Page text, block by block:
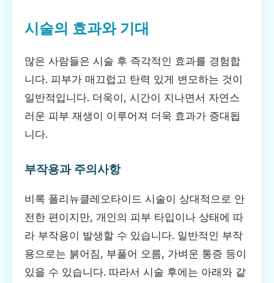
시술의 효과와 기대
많은 사람들은 시술 후 즉각적인 효과를 경험합
니다. 피부가 매끄럽고 탄력 있게 변모하는 것이
일반적입니다. 더욱이, 시간이 지나면서 자연스
러운 피부 재생이 이루어져 더욱 효과가 증대됩
니다.
부작용과 주의사항
비록 폴리뉴클레오타이드 시술이 상대적으로 안
전한 편이지만, 개인의 피부 타입이나 상태에 따
라 부작용이 발생할 수 있습니다. 일반적인 부작
용으로는 붉어짐, 부풀어 오름, 가벼운 통증 등이
있을 수 있습니다. 따라서 시술 후에는 아래와 같